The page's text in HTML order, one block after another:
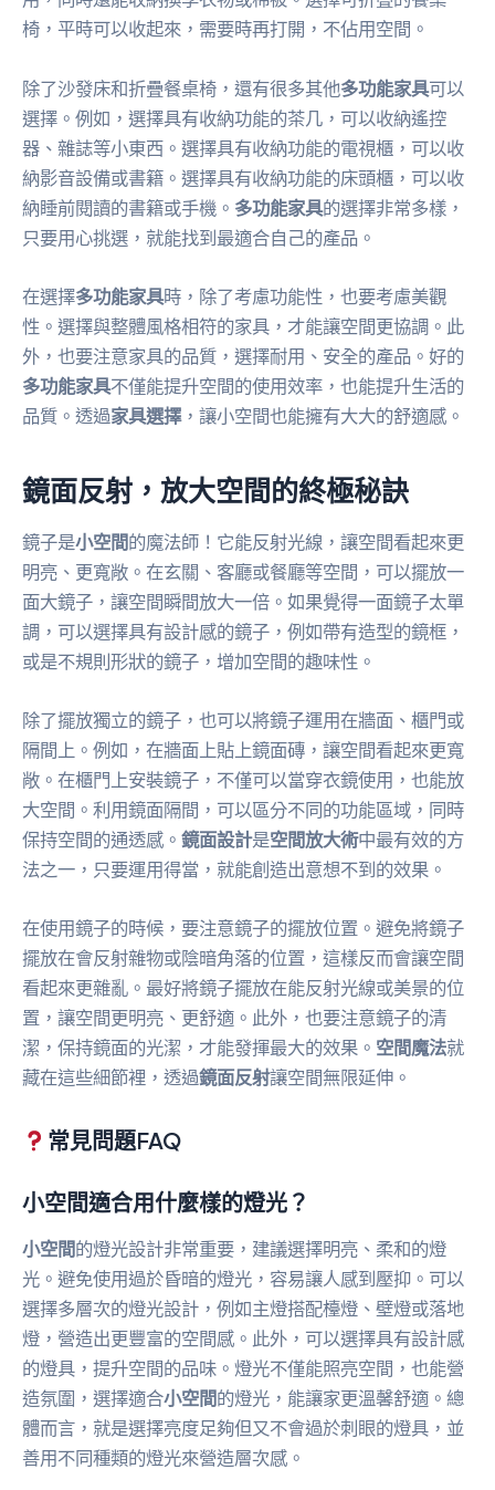
椅，平時可以收起來，需要時再打開，不佔用空間。
除了沙發床和折疊餐桌椅，還有很多其他多功能家具可以
選擇。例如，選擇具有收納功能的茶几，可以收納遙控
器、雜誌等小東西。選擇具有收納功能的電視櫃，可以收
納影音設備或書籍。選擇具有收納功能的床頭櫃，可以收
納睡前閱讀的書籍或手機。 多功能家具的選擇非常多樣，
只要用心挑選，就能找到最適合自己的產品。
在選擇多功能家具時，除了考慮功能性，也要考慮美觀
性。選擇與整體風格相符的家具，才能讓空間更協調。此
外，也要注意家具的品質，選擇耐用、安全的產品。好的
多功能家具不僅能提升空間的使用效率，也能提升生活的
品質。透過家具選擇，讓小空間也能擁有大大的舒適感。
鏡面反射，放大空間的終極秘訣
鏡子是小空間的魔法師！它能反射光線，讓空間看起來更
明亮、更寬敞。在玄關、客廳或餐廳等空間，可以擺放一
面大鏡子，讓空間瞬間放大一倍。如果覺得一面鏡子太單
調，可以選擇具有設計感的鏡子，例如帶有造型的鏡框，
或是不規則形狀的鏡子，增加空間的趣味性。
除了擺放獨立的鏡子，也可以將鏡子運用在牆面、櫃門或
隔間上。例如，在牆面上貼上鏡面磚，讓空間看起來更寬
敞。在櫃門上安裝鏡子，不僅可以當穿衣鏡使用，也能放
大空間。利用鏡面隔間，可以區分不同的功能區域，同時
保持空間的通透感。 鏡面設計是空間放大術中最有效的方
法之一，只要運用得當，就能創造出意想不到的效果。
在使用鏡子的時候，要注意鏡子的擺放位置。避免將鏡子
擺放在會反射雜物或陰暗角落的位置，這樣反而會讓空間
看起來更雜亂。最好將鏡子擺放在能反射光線或美景的位
置，讓空間更明亮、更舒適。此外，也要注意鏡子的清
潔，保持鏡面的光潔，才能發揮最大的效果。 空間魔法就
藏在這些細節裡，透過鏡面反射讓空間無限延伸。
常見問題FAQ
小空間適合用什麼樣的燈光？
小空間的燈光設計非常重要，建議選擇明亮、柔和的燈
光。避免使用過於昏暗的燈光，容易讓人感到壓抑。可以
選擇多層次的燈光設計，例如主燈搭配檯燈、壁燈或落地
燈，營造出更豐富的空間感。此外，可以選擇具有設計感
的燈具，提升空間的品味。燈光不僅能照亮空間，也能營
造氛圍，選擇適合小空間的燈光，能讓家更溫馨舒適。總
體而言，就是選擇亮度足夠但又不會過於刺眼的燈具，並
善用不同種類的燈光來營造層次感。